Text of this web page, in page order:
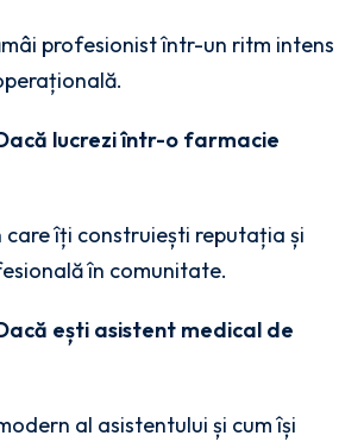
profesionist într-un ritm intens
lucrezi într-o farmacie
care îți construiești reputația și
în comunitate.
ești asistent medical de
al asistentului și cum își